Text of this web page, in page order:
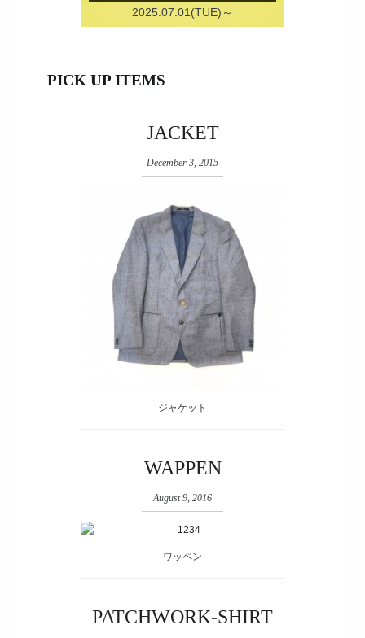
2025.07.01(TUE)～
PICK UP ITEMS
JACKET
December 3, 2015
ジャケット
WAPPEN
August 9, 2016
ワッペン
PATCHWORK-SHIRT